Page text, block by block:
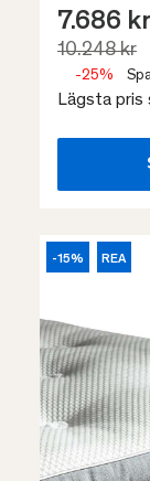
7.686 kr
10.248 kr
-25%
Lägsta pris
-15% REA